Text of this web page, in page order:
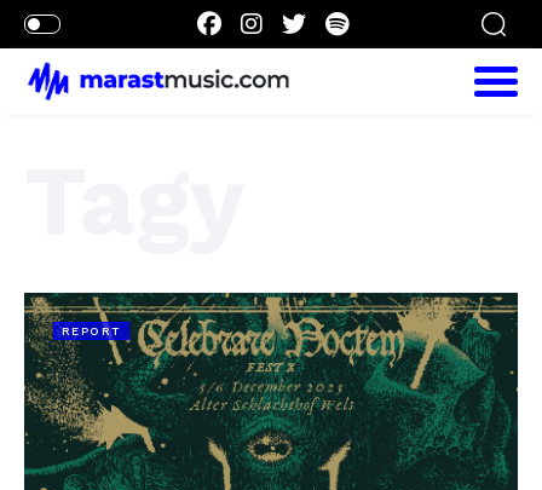
REPORT